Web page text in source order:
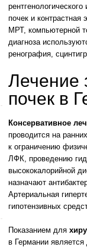
почек и контрастная
МРТ, компьютерной
диагноза
ренография,
Лечение
почек в
Консервативное
проводится на
к ограничению
ЛФК, проведению
высококалорийной
назначают
Артериальная
гипотензивных
Показанием для
в Германии является